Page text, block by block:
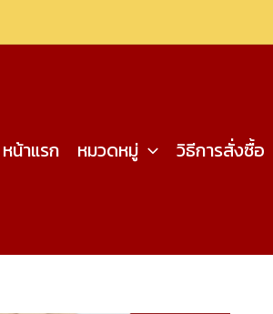
หน้าแรก หมวดหมู่ วิธีการสั่งซื้อ